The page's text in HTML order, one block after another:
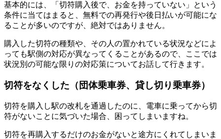
基本的には、「切符購入後で、お金を持っていない」という
条件に当てはまると、無料での再発行や後日払いが可能にな
ることが多いのですが、絶対ではありません。
購入した切符の種類や、その人の置かれている状況などによ
っても駅側の対応が異なってくることがあるので、ここでは
状況別の可能な限りの対応策についてお話して行きます。
切符をなくした（団体乗車券、貸し切り乗車券）
切符を購入し駅の改札を通過したのに、電車に乗ってから切
符がないことに気づいた場合、困ってしまいますね。
切符を再購入するだけのお金がないと途方にくれてしまいま